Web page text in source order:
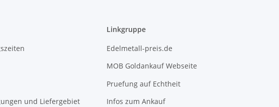
und Liefergebiet
Linkgruppe
Edelmetall-preis.de
MOB Goldankauf Webseite
Pruefung auf Echtheit
Infos zum Ankauf